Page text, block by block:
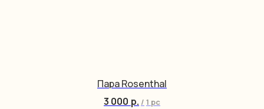
Пара Rosenthal
3 000 р. / 1 pc